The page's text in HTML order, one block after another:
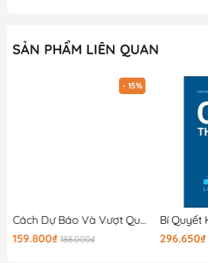
SẢN PHẨM LIÊN QUAN
- 15%
Cách Dự Báo Và Vượt Qua Khủng Hoảng Kinh Tế Trong Tương Lai - Đại Địa Chấn Kinh Tế - The Great Crashes
159.800₫ 188.000₫
296.650₫